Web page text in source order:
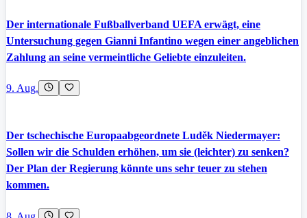
Der internationale Fußballverband UEFA erwägt, eine
Untersuchung gegen Gianni Infantino wegen einer angeblichen
Zahlung an seine vermeintliche Geliebte einzuleiten.
9. Aug.
Der tschechische Europaabgeordnete Luděk Niedermayer:
Sollen wir die Schulden erhöhen, um sie (leichter) zu senken?
Der Plan der Regierung könnte uns sehr teuer zu stehen
kommen.